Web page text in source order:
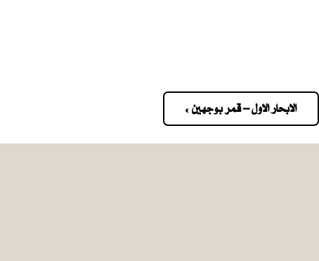
Post
الابحار الاول – قمر بوجهين »